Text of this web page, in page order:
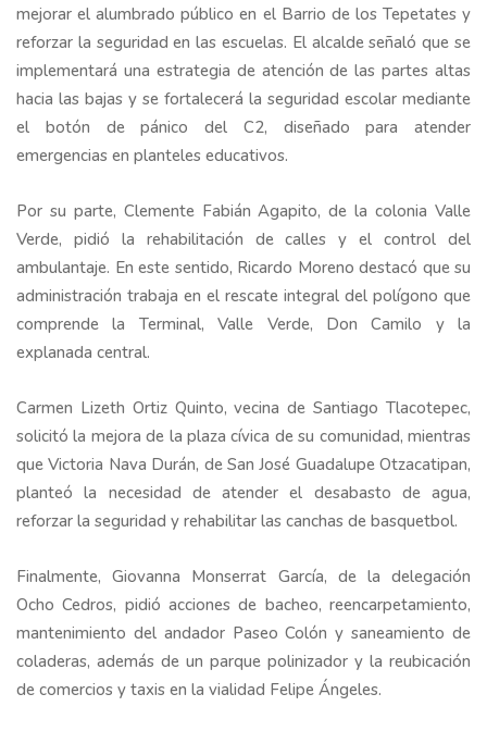
mejorar el alumbrado público en el Barrio de los Tepetates y
reforzar la seguridad en las escuelas. El alcalde señaló que se
implementará una estrategia de atención de las partes altas
hacia las bajas y se fortalecerá la seguridad escolar mediante
el botón de pánico del C2, diseñado para atender
emergencias en planteles educativos.
Por su parte, Clemente Fabián Agapito, de la colonia Valle
Verde, pidió la rehabilitación de calles y el control del
ambulantaje. En este sentido, Ricardo Moreno destacó que su
administración trabaja en el rescate integral del polígono que
comprende la Terminal, Valle Verde, Don Camilo y la
explanada central.
Carmen Lizeth Ortiz Quinto, vecina de Santiago Tlacotepec,
solicitó la mejora de la plaza cívica de su comunidad, mientras
que Victoria Nava Durán, de San José Guadalupe Otzacatipan,
planteó la necesidad de atender el desabasto de agua,
reforzar la seguridad y rehabilitar las canchas de basquetbol.
Finalmente, Giovanna Monserrat García, de la delegación
Ocho Cedros, pidió acciones de bacheo, reencarpetamiento,
mantenimiento del andador Paseo Colón y saneamiento de
coladeras, además de un parque polinizador y la reubicación
de comercios y taxis en la vialidad Felipe Ángeles.